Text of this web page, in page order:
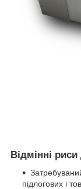
Відмінні
підлогових і